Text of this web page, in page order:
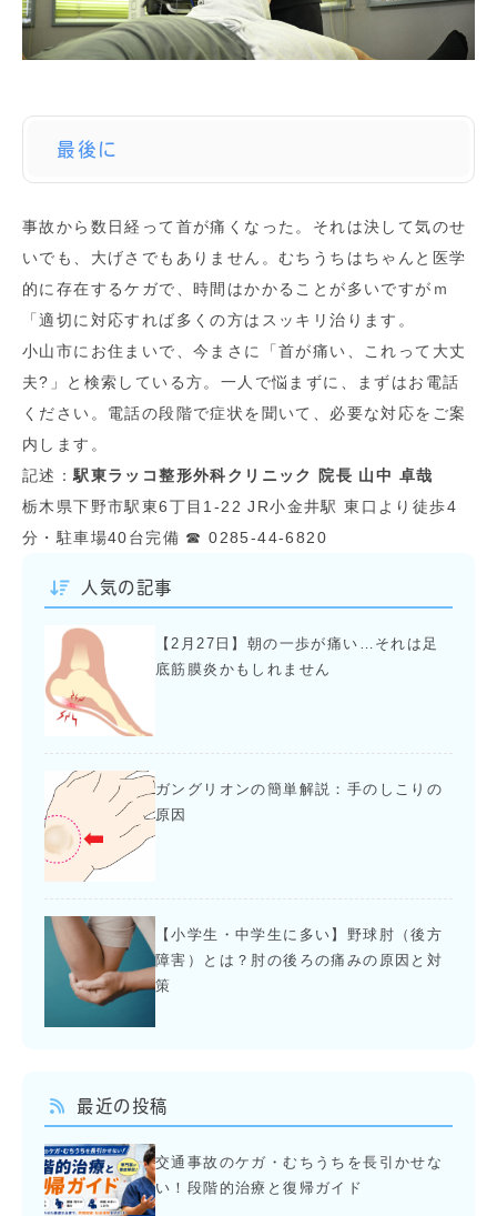
最後に
事故から数日経って首が痛くなった。それは決して気のせ
いでも、大げさでもありません。むちうちはちゃんと医学
的に存在するケガで、時間はかかることが多いですがｍ
「適切に対応すれば多くの方はスッキリ治ります。
小山市にお住まいで、今まさに「首が痛い、これって大丈
夫?」と検索している方。一人で悩まずに、まずはお電話
ください。電話の段階で症状を聞いて、必要な対応をご案
内します。
記述：駅東ラッコ整形外科クリニック
院長 山中 卓哉
栃木県下野市駅東6丁目1-22 JR小金井駅 東口より徒歩4
分・駐車場40台完備 ☎ 0285-44-6820
人気の記事
【2月27日】朝の一歩が痛い…それは足
底筋膜炎かもしれません
ガングリオンの簡単解説：手のしこりの
原因
【小学生・中学生に多い】野球肘（後方
障害）とは？肘の後ろの痛みの原因と対
策
最近の投稿
交通事故のケガ・むちうちを長引かせな
い！段階的治療と復帰ガイド